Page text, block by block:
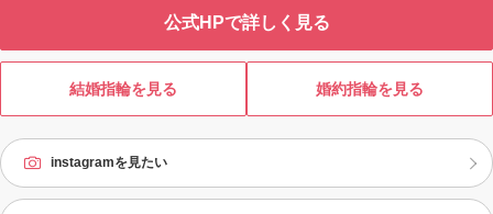
公式HPで詳しく見る
結婚指輪を見る 婚約指輪を見る
instagramを見たい